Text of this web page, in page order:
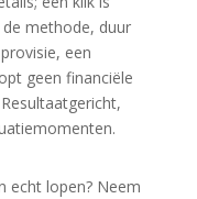
methode, duur
een
geen financiële
echt lopen? Neem